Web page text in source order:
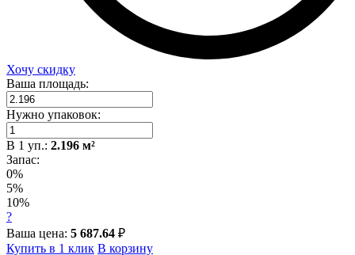
Хочу скидку
Ваша площадь:
Нужно упаковок:
В 1 уп.: 2.196 м²
Запас:
0%
5%
10%
?
Ваша цена: 5 687.64 ₽
Купить в 1 клик В корзину